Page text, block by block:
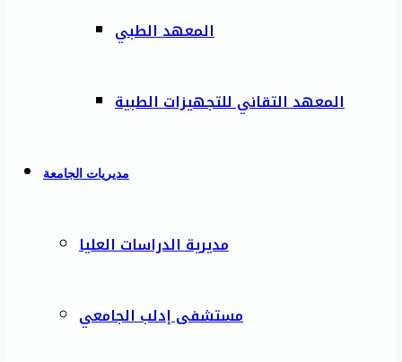
المعهد الطبي
المعهد التقاني للتجهيزات الطبية
مديريات الجامعة
مديرية الدراسات العليا
مستشفى إدلب الجامعي